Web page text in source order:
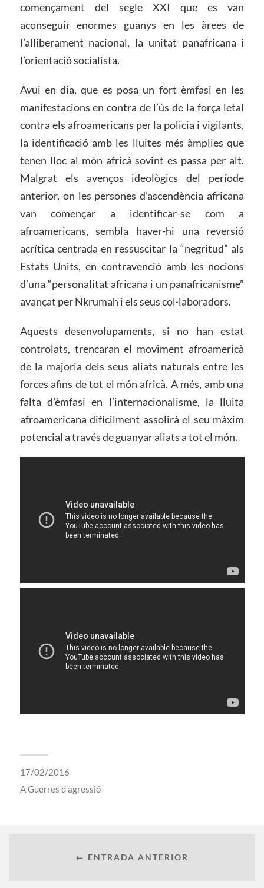
començament del segle XXI que es van
aconseguir enormes guanys en les àrees de
l’alliberament nacional, la unitat panafricana i
l’orientació socialista.
Avui en dia, que es posa un fort èmfasi en les
manifestacions en contra de l’ús de la força letal
contra els afroamericans per la policia i vigilants,
la identificació amb les lluites més àmplies que
tenen lloc al món africà sovint es passa per alt.
Malgrat els avenços ideològics del període
anterior, on les persones d’ascendència africana
van començar a identificar-se com a
afroamericans, sembla haver-hi una reversió
acrítica centrada en ressuscitar la “negritud” als
Estats Units, en contravenció amb les nocions
d’una “personalitat africana i un panafricanisme”
avançat per Nkrumah i els seus col·laboradors.
Aquests desenvolupaments, si no han estat
controlats, trencaran el moviment afroamericà
de la majoria dels seus aliats naturals entre les
forces afins de tot el món africà. A més, amb una
falta d’èmfasi en l’internacionalisme, la lluita
afroamericana difícilment assolirà el seu màxim
potencial a través de guanyar aliats a tot el món.
17/02/2016
A Guerres d'agressió
← ENTRADA ANTERIOR